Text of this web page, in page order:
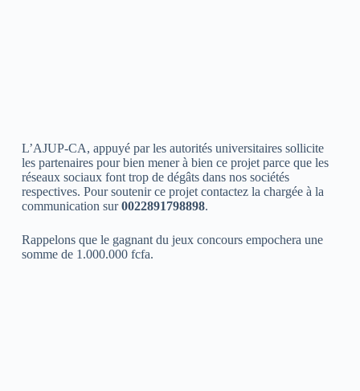
L’AJUP-CA, appuyé par les autorités universitaires sollicite
les partenaires pour bien mener à bien ce projet parce que les
réseaux sociaux font trop de dégâts dans nos sociétés
respectives. Pour soutenir ce projet contactez la chargée à la
communication sur0022891798898.
Rappelons que le gagnant du jeux concours empochera une
somme de 1.000.000 fcfa.